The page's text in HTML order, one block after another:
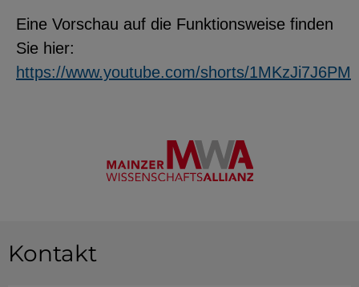
Eine Vorschau auf die Funktionsweise finden
Sie hier:
https://www.youtube.com/shorts/1MKzJi7J6PM
Kontakt